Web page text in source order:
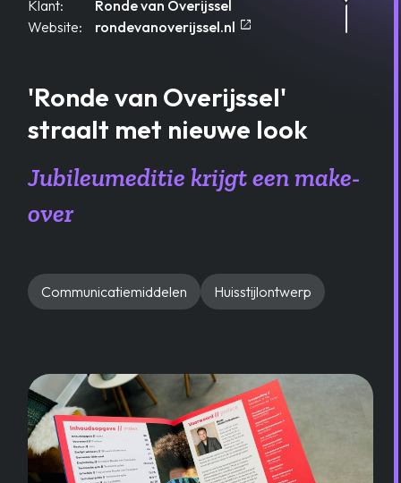
Klant:
Ronde van Overijssel
Website:
rondevanoverijssel.nl open_in_new
'Ronde van Overijssel'
straalt met nieuwe look
Jubileumeditie krijgt een make-
over
Communicatiemiddelen Huisstijlontwerp